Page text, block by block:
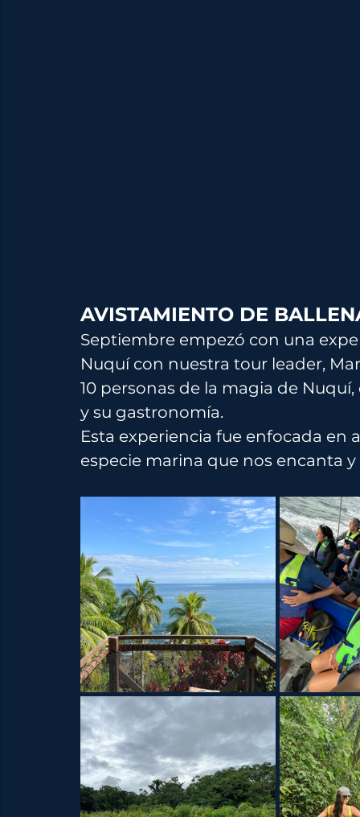
AVISTAMIENTO DE
Septiembre empezó con una
Nuquí con nuestra tour leader,
10 personas de la magia de
y su gastronomía.
Esta experiencia fue enfocada
especie marina que nos encanta